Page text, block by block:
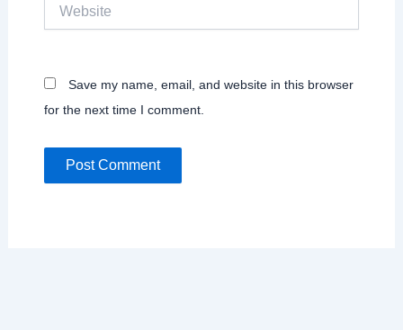
Save my name, email, and website in this browser
for the next time I comment.